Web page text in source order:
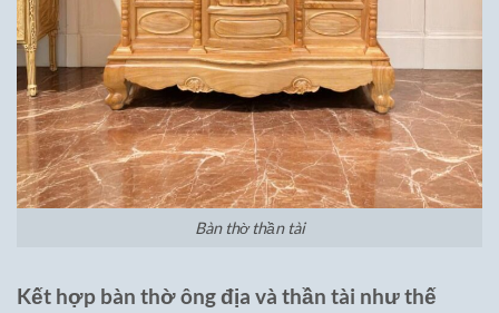
Bàn thờ thần tài
Kết hợp bàn thờ ông địa và thần tài như thế